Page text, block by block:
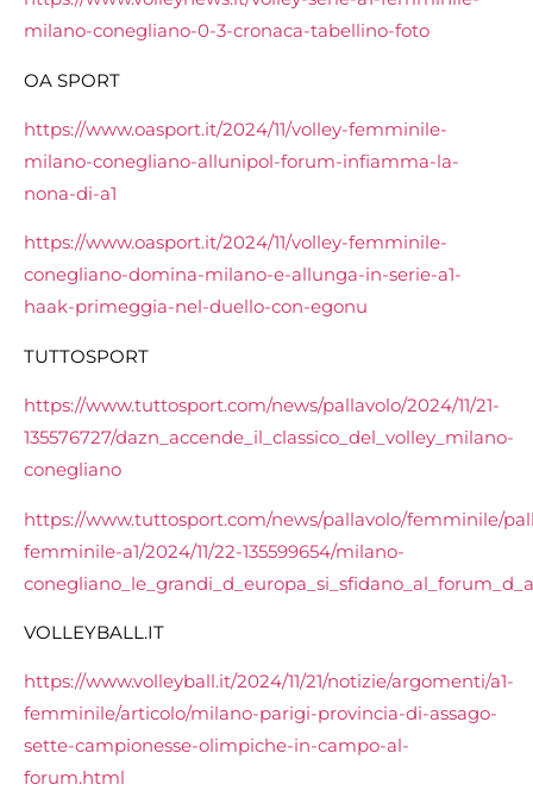
milano-conegliano-0-3-cronaca-tabellino-foto
OA SPORT
https://www.oasport.it/2024/11/volley-femminile-
milano-conegliano-allunipol-forum-infiamma-la-
nona-di-a1
https://www.oasport.it/2024/11/volley-femminile-
conegliano-domina-milano-e-allunga-in-serie-a1-
haak-primeggia-nel-duello-con-egonu
TUTTOSPORT
https://www.tuttosport.com/news/pallavolo/2024/11/21-
135576727/dazn_accende_il_classico_del_volley_milano-
conegliano
https://www.tuttosport.com/news/pallavolo/femminile/
femminile-a1/2024/11/22-135599654/milano-
VOLLEYBALL.IT
https://www.volleyball.it/2024/11/21/notizie/argomenti/a1-
femminile/articolo/milano-parigi-provincia-di-assago-
sette-campionesse-olimpiche-in-campo-al-
forum.html